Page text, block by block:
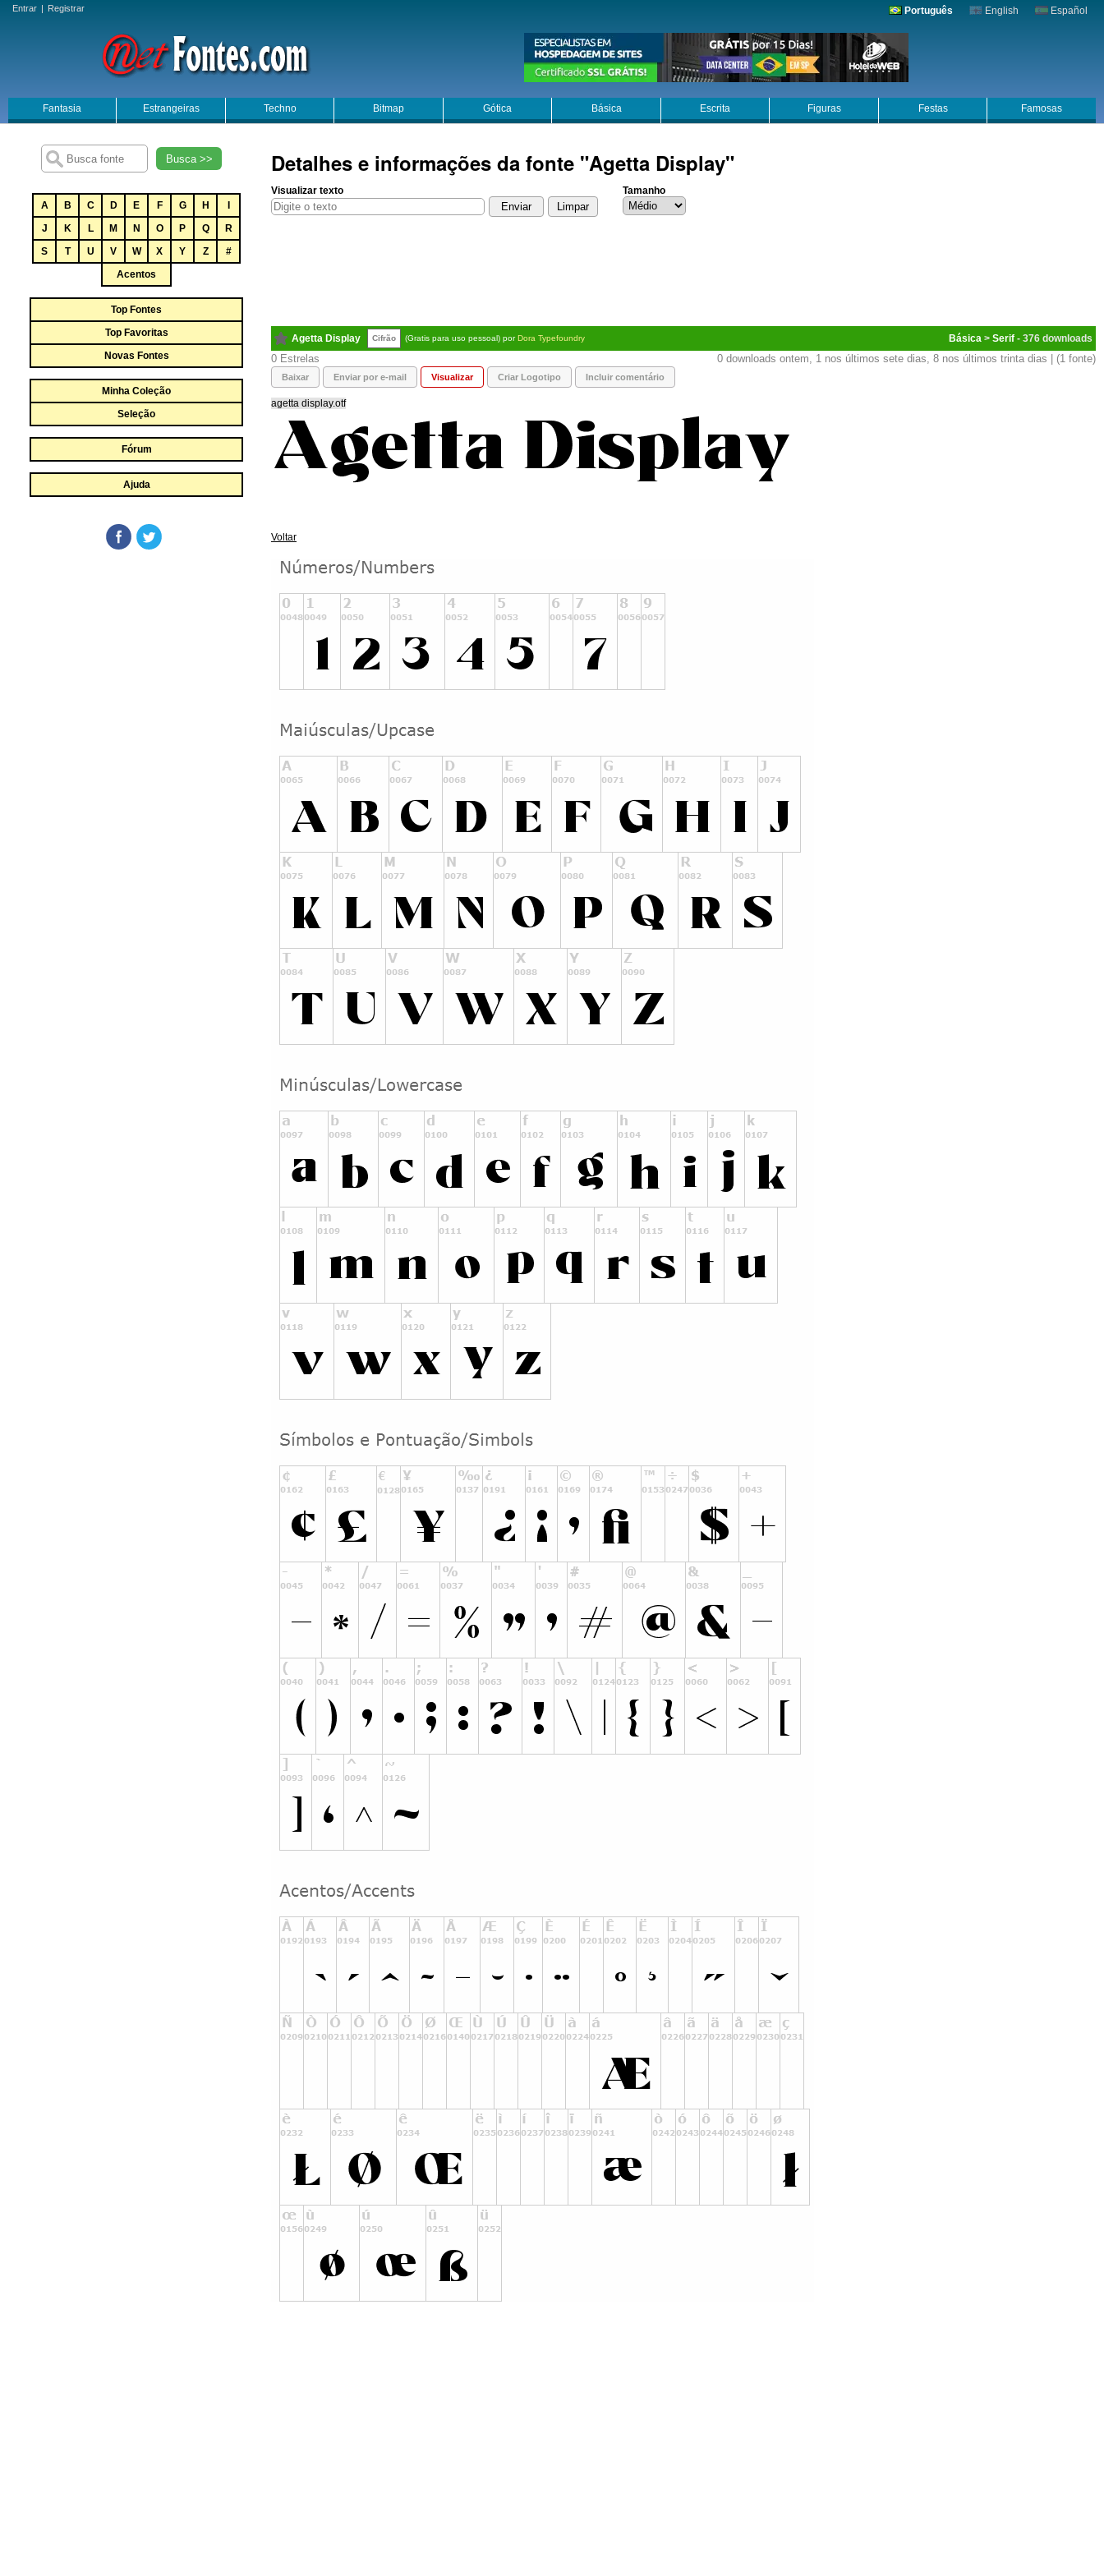
Entrar | Registrar Português English Español
Fantasia Estrangeiras Techno Bitmap Gótica Básica Escrita Figuras Festas Famosas
Busca >>
A B C D E F G H
J
K L M N O P Q
R
S
T U V W X Y Z
#
Acentos
Top Fontes
Top Favoritas
Novas Fontes
Minha Coleção
Seleção
Fórum
Ajuda
Detalhes e informações da fonte "Agetta Display"
Visualizar texto Tamanho
Agetta Display Cifrão (Gratis para uso pessoal) porDora Typefoundry Básica > Serif - 376
0 0 downloads ontem, 1 nos últimos sete dias, 8 nos últimos trinta dias | (1 fonte)
Baixar Enviar por e-mail Visualizar Criar Logotipo Incluir comentário
agetta display.otf
Voltar